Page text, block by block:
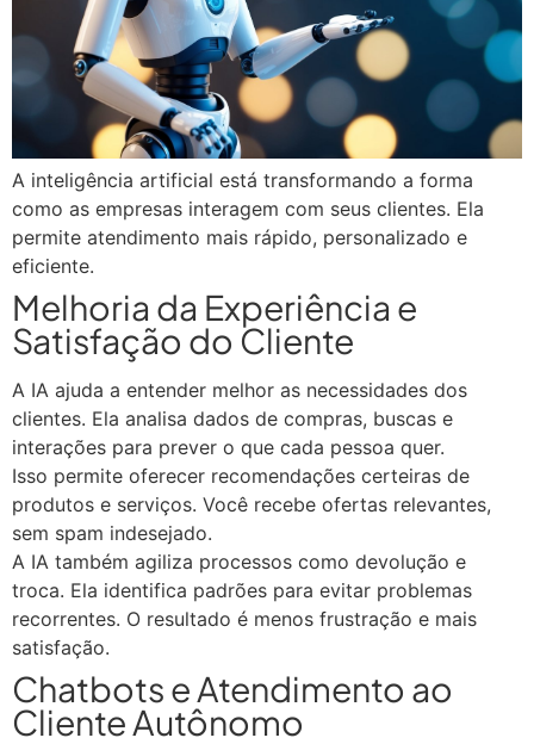
A inteligência artificial está transformando a forma
como as empresas interagem com seus clientes. Ela
permite atendimento mais rápido, personalizado e
eficiente.
Melhoria da Experiência e
Satisfação do Cliente
A IA ajuda a entender melhor as necessidades dos
clientes. Ela analisa dados de compras, buscas e
interações para prever o que cada pessoa quer.
Isso permite oferecer recomendações certeiras de
produtos e serviços. Você recebe ofertas relevantes,
sem spam indesejado.
A IA também agiliza processos como devolução e
troca. Ela identifica padrões para evitar problemas
recorrentes. O resultado é menos frustração e mais
satisfação.
Chatbots e Atendimento ao
Cliente Autônomo